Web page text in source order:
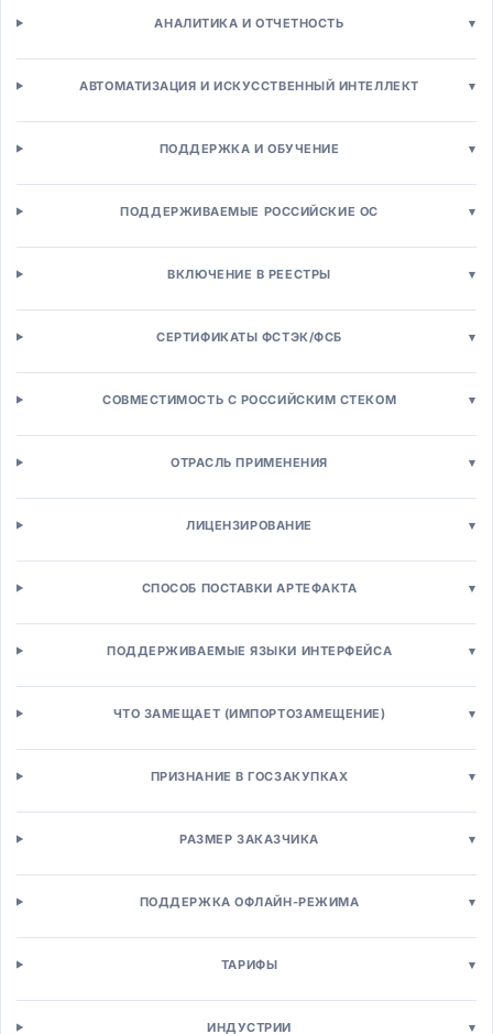
Продажи и маркетинг
Автоматизация продаж (SFA)
Конфигуратор-цена-предложение (CPQ)
Email/SMS маркетинг
Управление кампаниями
Веб-аналитика
Контакт-центр
Управление кейсами
Торговля и e-commerce
E-commerce платформы
B2C интернет-магазины
Headless Commerce
Управление торговлей
Управление заказами (OMS)
Точки продаж
POS-системы для розницы
Управление персоналом
Кадровое администрирование
АНАЛИТИКА И ОТЧЕТНОСТЬ ▾
АВТОМАТИЗАЦИЯ И ИСКУССТВЕННЫЙ ИНТЕЛЛЕКТ ▾
ПОДДЕРЖКА И ОБУЧЕНИЕ ▾
ПОДДЕРЖИВАЕМЫЕ РОССИЙСКИЕ ОС ▾
ВКЛЮЧЕНИЕ В РЕЕСТРЫ ▾
СЕРТИФИКАТЫ ФСТЭК/ФСБ ▾
СОВМЕСТИМОСТЬ С РОССИЙСКИМ СТЕКОМ ▾
ОТРАСЛЬ ПРИМЕНЕНИЯ ▾
ЛИЦЕНЗИРОВАНИЕ ▾
СПОСОБ ПОСТАВКИ АРТЕФАКТА ▾
ПОДДЕРЖИВАЕМЫЕ ЯЗЫКИ ИНТЕРФЕЙСА ▾
ЧТО ЗАМЕЩАЕТ (ИМПОРТОЗАМЕЩЕНИЕ) ▾
ПРИЗНАНИЕ В ГОСЗАКУПКАХ ▾
РАЗМЕР ЗАКАЗЧИКА ▾
ПОДДЕРЖКА ОФЛАЙН-РЕЖИМА ▾
ТАРИФЫ ▾
ИНДУСТРИИ ▾